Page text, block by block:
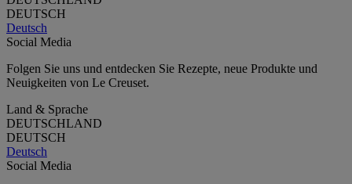
DEUTSCH
Deutsch
Social Media
Folgen Sie uns und entdecken Sie Rezepte, neue Produkte und
Neuigkeiten von Le Creuset.
Land & Sprache
DEUTSCHLAND
DEUTSCH
Deutsch
Social Media